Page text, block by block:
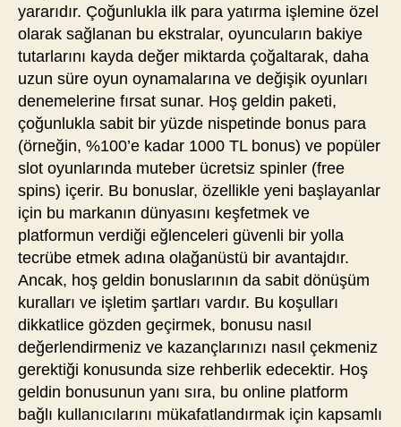
yararıdır. Çoğunlukla ilk para yatırma işlemine özel
olarak sağlanan bu ekstralar, oyuncuların bakiye
tutarlarını kayda değer miktarda çoğaltarak, daha
uzun süre oyun oynamalarına ve değişik oyunları
denemelerine fırsat sunar. Hoş geldin paketi,
çoğunlukla sabit bir yüzde nispetinde bonus para
(örneğin, %100’e kadar 1000 TL bonus) ve popüler
slot oyunlarında muteber ücretsiz spinler (free
spins) içerir. Bu bonuslar, özellikle yeni başlayanlar
için bu markanın dünyasını keşfetmek ve
platformun verdiği eğlenceleri güvenli bir yolla
tecrübe etmek adına olağanüstü bir avantajdır.
Ancak, hoş geldin bonuslarının da sabit dönüşüm
kuralları ve işletim şartları vardır. Bu koşulları
dikkatlice gözden geçirmek, bonusu nasıl
değerlendirmeniz ve kazançlarınızı nasıl çekmeniz
gerektiği konusunda size rehberlik edecektir. Hoş
geldin bonusunun yanı sıra, bu online platform
bağlı kullanıcılarını mükafatlandırmak için kapsamlı